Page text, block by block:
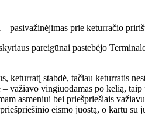
pasivažinėjimas prie keturračio
pareigūnai pastebėjo
keturratį stabdė, tačiau keturratis
važiavo vingiuodamas po kelią,
asmeniui bei priešpriešiais
eismo juostą, o kartu su